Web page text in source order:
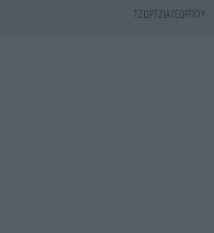
ΤΖΏΡΤΖΙΑ ΓΕΩΡΓΊΟΥ